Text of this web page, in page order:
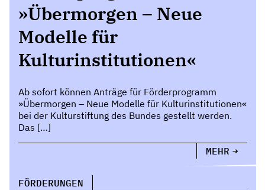
»Übermorgen – Neue
Modelle für
Kulturinstitutionen«
Ab sofort können Anträge für Förderprogramm
»Übermorgen – Neue Modelle für Kulturinstitutionen«
bei der Kulturstiftung des Bundes gestellt werden.
Das […]
MEHR
FÖRDERUNGEN